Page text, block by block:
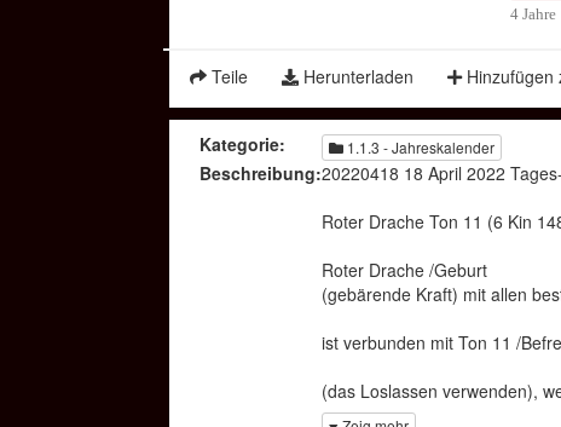
4 Jahre
Teile Herunterladen Hinzufügen
Kategorie: 1.1.3 - Jahreskalender
Beschreibung:20220418 18 April 2022
Roter Drache Ton 11 (6 Kin
Roter Drache /Geburt
(gebärende Kraft) mit allen
ist verbunden mit Ton 11 /
(das Loslassen verwenden),
Zeit sich damit zu